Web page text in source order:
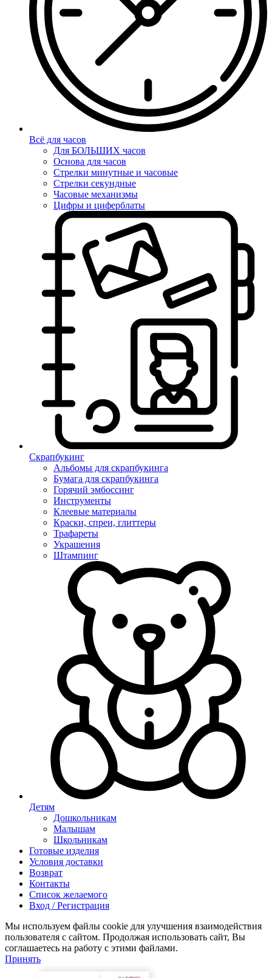
Всё для часов
Для БОЛЬШИХ часов
Основа для часов
Стрелки минутные и часовые
Стрелки секундные
Часовые механизмы
Цифры и циферблаты
Скрапбукинг
Альбомы для скрапбукинга
Бумага для скрапбукинга
Горячий эмбоссинг
Инструменты
Клеевые материалы
Краски, спреи, глиттеры
Трафареты
Украшения
Штампинг
Детям
Дошкольникам
Малышам
Школьникам
Готовые изделия
Условия доставки
Возврат
Контакты
Список желаемого
Вход / Регистрация
Мы используем файлы cookie для улучшения взаимодействия
пользователя с сайтом. Продолжая использовать сайт, Вы
соглашаетесь на работу с этими файлами.
Принять